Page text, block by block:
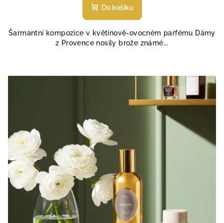
produktu
z
5
Do košíku
Šarmantní kompozice v květinově-ovocném parfému Dámy
z Provence nosily brože známé...